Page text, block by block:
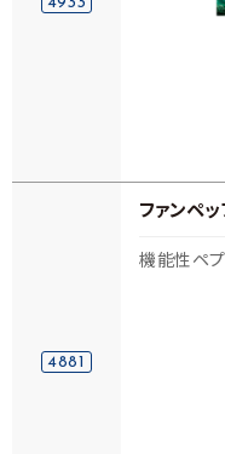
4881
ファンペッ
機能性ペ